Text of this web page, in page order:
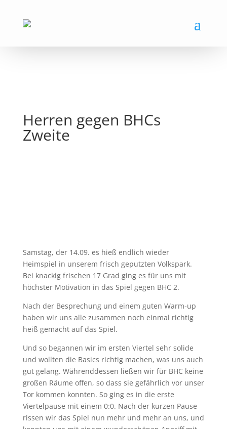
Herren gegen BHCs
Zweite
Samstag, der 14.09. es hieß endlich wieder
Heimspiel in unserem frisch geputzten Volkspark.
Bei knackig frischen 17 Grad ging es für uns mit
höchster Motivation in das Spiel gegen BHC 2.
Nach der Besprechung und einem guten Warm-up
haben wir uns alle zusammen noch einmal richtig
heiß gemacht auf das Spiel.
Und so begannen wir im ersten Viertel sehr solide
und wollten die Basics richtig machen, was uns auch
gut gelang. Währenddessen ließen wir für BHC keine
großen Räume offen, so dass sie gefährlich vor unser
Tor kommen konnten. So ging es in die erste
Viertelpause mit einem 0:0. Nach der kurzen Pause
rissen wir das Spiel nun mehr und mehr an uns, und